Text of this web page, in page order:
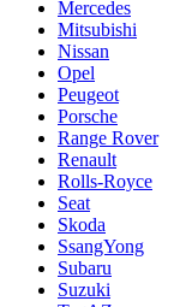
Mercedes
Mitsubishi
Nissan
Opel
Peugeot
Porsche
Range Rover
Renault
Rolls-Royce
Seat
Skoda
SsangYong
Subaru
Suzuki